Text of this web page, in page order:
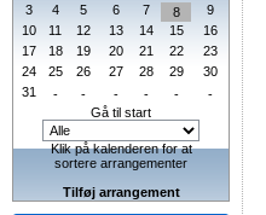
3
4 5 6 7 8
9
10
11 12 13 14 15
16
17
18 19 20 21 22
23
24
25 26 27 28 29
30
31
- - - - -
-
Gå til start
Klik på kalenderen for at
sortere arrangementer
Tilføj arrangement